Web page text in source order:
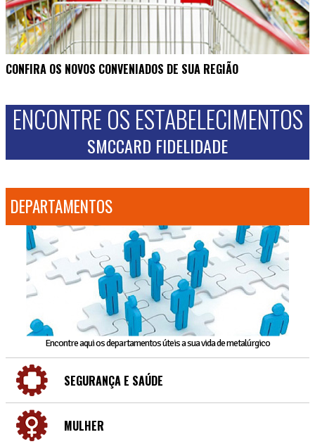
CONFIRA OS NOVOS CONVENIADOS DE SUA REGIÃO
ENCONTRE OS ESTABELECIMENTOS
SMCCARD FIDELIDADE
DEPARTAMENTOS
Encontre aqui os departamentos úteis a sua vida de metalúrgico
SEGURANÇA E SAÚDE
MULHER